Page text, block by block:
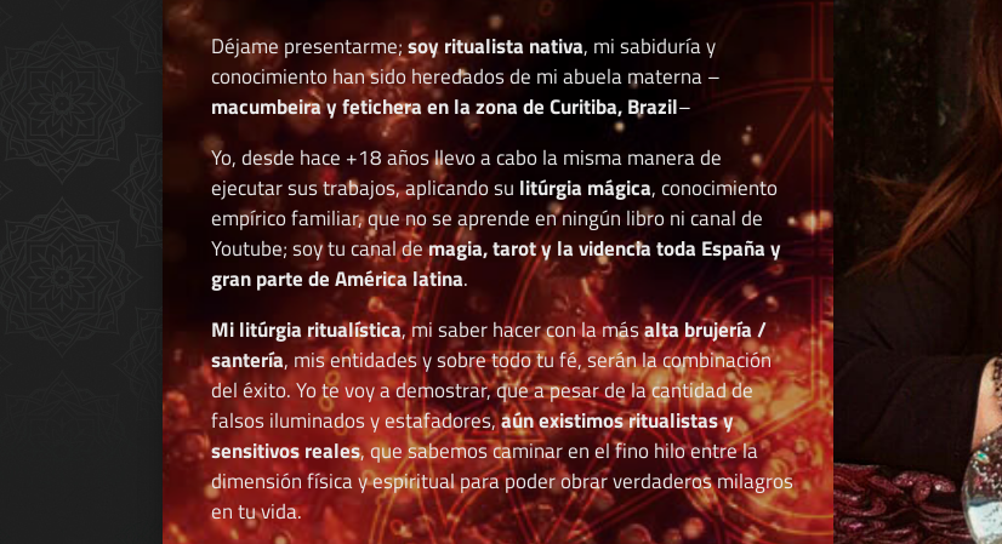
Déjame presentarme;soy ritualista nativa, mi sabiduría y
conocimiento han sido heredados de mi abuela materna –
macumbeira y fetichera en la zona de Curitiba, Brazil–
Yo, desde hace +18 años llevo a cabo la misma manera de
ejecutar sus trabajos, aplicando su litúrgia mágica, conocimiento
empírico familiar, que no se aprende en ningún libro ni canal de
Youtube; soy tu canal demagia, tarot y la videncia toda España y
gran parte de América latina.
Mi litúrgia ritualística, mi saber hacer con la másalta brujería /
santería, mis entidades y sobre todo tu fé, serán la combinación
del éxito. Yo te voy a demostrar, que a pesar de la cantidad de
falsos iluminados y estafadores,aún existimos ritualistas y
sensitivos reales, que sabemos caminar en el fino hilo entre la
dimensión física y espiritual para poder obrar verdaderos milagros
en tu vida.